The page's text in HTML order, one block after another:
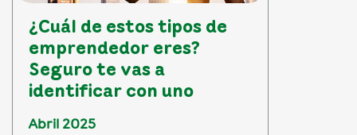
¿Cuál de estos tipos de
emprendedor eres?
Seguro te vas a
identificar con uno
Abril 2025